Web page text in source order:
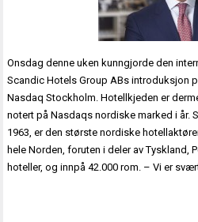
Onsdag denne uken kunngjorde den
Scandic Hotels Group ABs introduksjon
Nasdaq Stockholm. Hotellkjeden er
notert på Nasdaqs nordiske marked i år.
1963, er den største nordiske
hele Norden, foruten i deler av Tyskland,
hoteller, og innpå 42.000 rom. – Vi er